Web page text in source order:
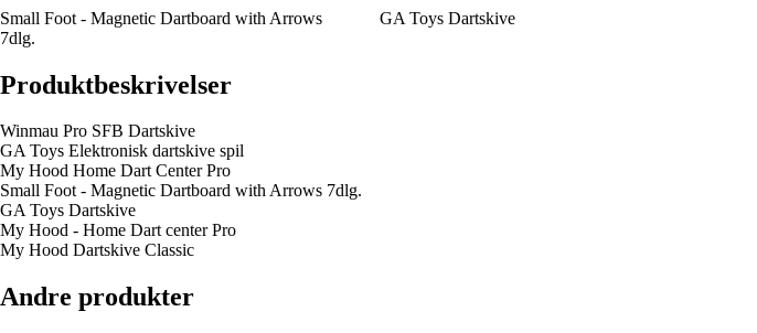
Small Foot - Magnetic Dartboard with Arrows
7dlg.
GA Toys Dartskive
Produktbeskrivelser
Winmau Pro SFB Dartskive
GA Toys Elektronisk dartskive spil
My Hood Home Dart Center Pro
Small Foot - Magnetic Dartboard with Arrows 7dlg.
GA Toys Dartskive
My Hood - Home Dart center Pro
My Hood Dartskive Classic
Andre produkter